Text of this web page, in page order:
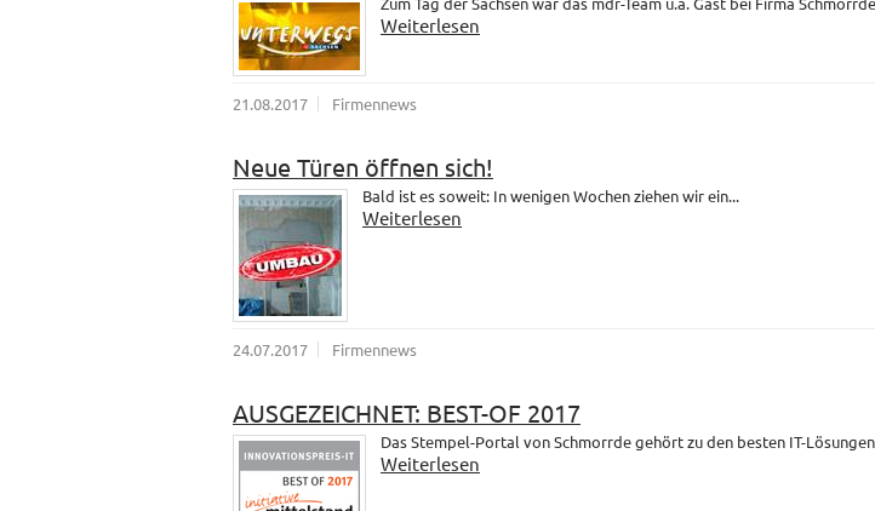
Weiterlesen
21.08.2017 Firmennews
Neue Türen öffnen sich!
Bald ist es soweit: In wenigen Wochen ziehen wir ein...
Weiterlesen
24.07.2017 Firmennews
AUSGEZEICHNET: BEST-OF 2017
Das Stempel-Portal von Schmorrde gehört zu den besten IT-
Weiterlesen